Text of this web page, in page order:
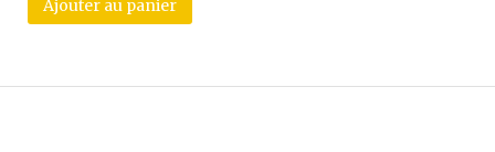
Ajouter au panier